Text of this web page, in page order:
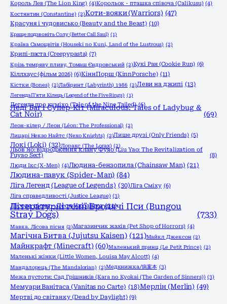
Король Лев (The Lion King) (4)Корольок - пташка співоча (Calikusu) (4)
Костянтин (Constantine) (2)Коти-вояки (Warriors) (47)
Красуня і чудовисько (Beauty and the Beast) (10)
Краще подзвоніть Солу (Better Call Saul) (1)
Країна Самоцвітів (Houseki no Kuni, Land of the Lustrous) (2)
Крипі-паста (Creepypasta) (7)
Крізь темряву пливу, Томаш Єндровський (2)Кукі Ран (Cookie Run) (6)
Кіллхаус (фільм 2026) (6)КіннПорш (KinnPorsche) (11)
Кістки (Bones) (2)Лабіринт (Labyrinth) 1986 (2)Леви на джипі (13)
Легенда П'яти Кілець (Legend of the Five Rings) (1)
Легенда про куміхо (Tale of the Nine Tailed) (6)
Леді Баг і Супер-Кіт (Miraculous: Tales of Ladybug &
Cat Noir)
(69)
Леон-кілер / Леон (Léon: The Professional) (2)
Лицарі Некзо Найтс (Nexo Knights) (2)Лише друзі (Only Friends) (5)
Локі (Loki) (32)Лоракс (The Lorax) (2)
Льов Яо: відродження клану Фуяо (Liu Yao: The Revitalization of
Fuyao Sect)
(8)
Люди Ікс (X-Men) (4)Людина-бензопила (Chainsaw Man) (21)
Людина-павук (Spider-Man) (84)
Ліга Легенд (League of Legends) (30)Ліга Сміху (6)
Ліга справедливості (Justice League) (3)
Лісова пісня - Леся Українка (21)
Літературні генії Бродячі Пси (Bungou
Stray Dogs)
(733)
Мавка. Лісова пісня (2)Магазинчик жахів (Pet Shop of Horrors) (4)
Магічна Битва (Jujutsu Kaisen) (121)Майкл Джексон (2)
Майнкрафт (Minecraft) (60)Маленький принц (Le Petit Prince) (2)
Маленькі жінки (Little Women, Louisa May Alcott) (4)
Мандалорець (The Mandalorian) (2)Медкнижка/病案本 (3)
Межа пустоти: Сад Грішників (Kara no Kyokai (The Garden of Sinners)) (3)
Мемуари Ванітаса (Vanitas no Carte) (18)Мерлін (Merlin) (49)
Мертві до світанку (Dead by Daylight) (9)